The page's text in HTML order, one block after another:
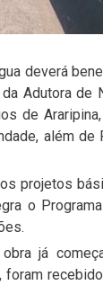
deverá
Adutora de
de
além
projetos
o
já
foram